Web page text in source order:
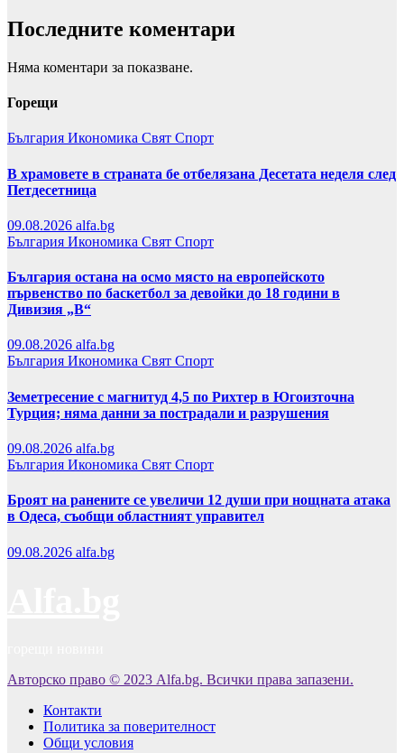
Последните коментари
Няма коментари за показване.
Горещи
България Икономика Свят Спорт
В храмовете в страната бе отбелязана Десетата неделя след
Петдесетница
09.08.2026 alfa.bg
България Икономика Свят Спорт
България остана на осмо място на европейското
първенство по баскетбол за девойки до 18 години в
Дивизия „В“
09.08.2026 alfa.bg
България Икономика Свят Спорт
Земетресение с магнитуд 4,5 по Рихтер в Югоизточна
Турция; няма данни за пострадали и разрушения
09.08.2026 alfa.bg
България Икономика Свят Спорт
Броят на ранените се увеличи 12 души при нощната атака
в Одеса, съобщи областният управител
09.08.2026 alfa.bg
Авторско право © 2023 Alfa.bg. Всички права запазени.
Контакти
Политика за поверителност
Общи условия